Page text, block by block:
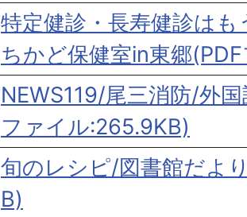
特定健診・長寿健診は
ちかど保健室in東郷
NEWS119/尾三消防/外
ファイル:265.9KB)
旬のレシピ/図書館だよ
B)